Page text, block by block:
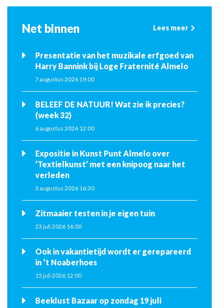
Net binnen Lees meer
Presentatie van het muzikale erfgoed van
Harry Bannink bij Loge Fraternité Almelo
7 augustus 2026 19:00
BELEEF DE NATUUR! Wat zie ik precies?
(week 32)
6 augustus 2026 12:00
Expositie in Kunst Punt Almelo over
‘Textielkunst’ met een knipoog naar het
verleden
3 augustus 2026 16:30
Zitmaaier testen in je eigen tuin
23 juli 2026 16:00
Ook in vakantietijd wordt er gerepareerd
in ‘t Noaberhoes
15 juli 2026 12:00
Beeklust Bazaar op zondag 19 juli